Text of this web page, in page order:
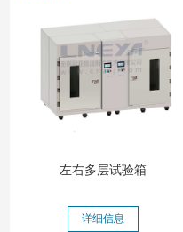
左右多层试验箱
详细信息